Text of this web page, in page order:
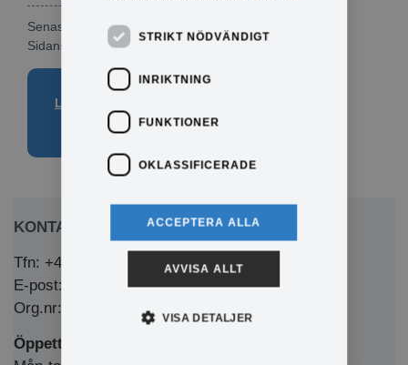
Senast publicerad: 2024-09-13
Sidansvarig:
Pär Sundman
Läs mer i foldern om
servicepunkter
KONTAKTA OSS
Tfn: +46 (0)571-281 00
E-post: kommun@eda.se
Org.nr: 212000-1769
Öppettider Medborgarkontor/växel
STRIKT NÖDVÄNDIGT
INRIKTNING
FUNKTIONER
OKLASSIFICERADE
ACCEPTERA ALLA
AVVISA ALLT
VISA DETALJER